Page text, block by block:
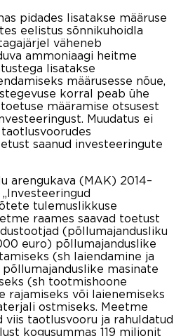
pidades lisatakse määruse
eelistus sõnnikuhoidla
väheneb
ammoniaagi heitme
lisatakse
määrusesse nõue,
korral peab ühe
määramise otsusest
Muudatus ei
saanud investeeringute
arengukava (MAK) 2014–
tulemuslikkuse
raames saavad toetust
(põllumajandusliku
euro) põllumajanduslike
(sh laiendamine ja
masinate
(sh tootmishoone
rajamiseks või laienemiseks
ostmiseks. Meetme
viis taotlusvooru ja rahuldatud
kogusummas 119 miljonit